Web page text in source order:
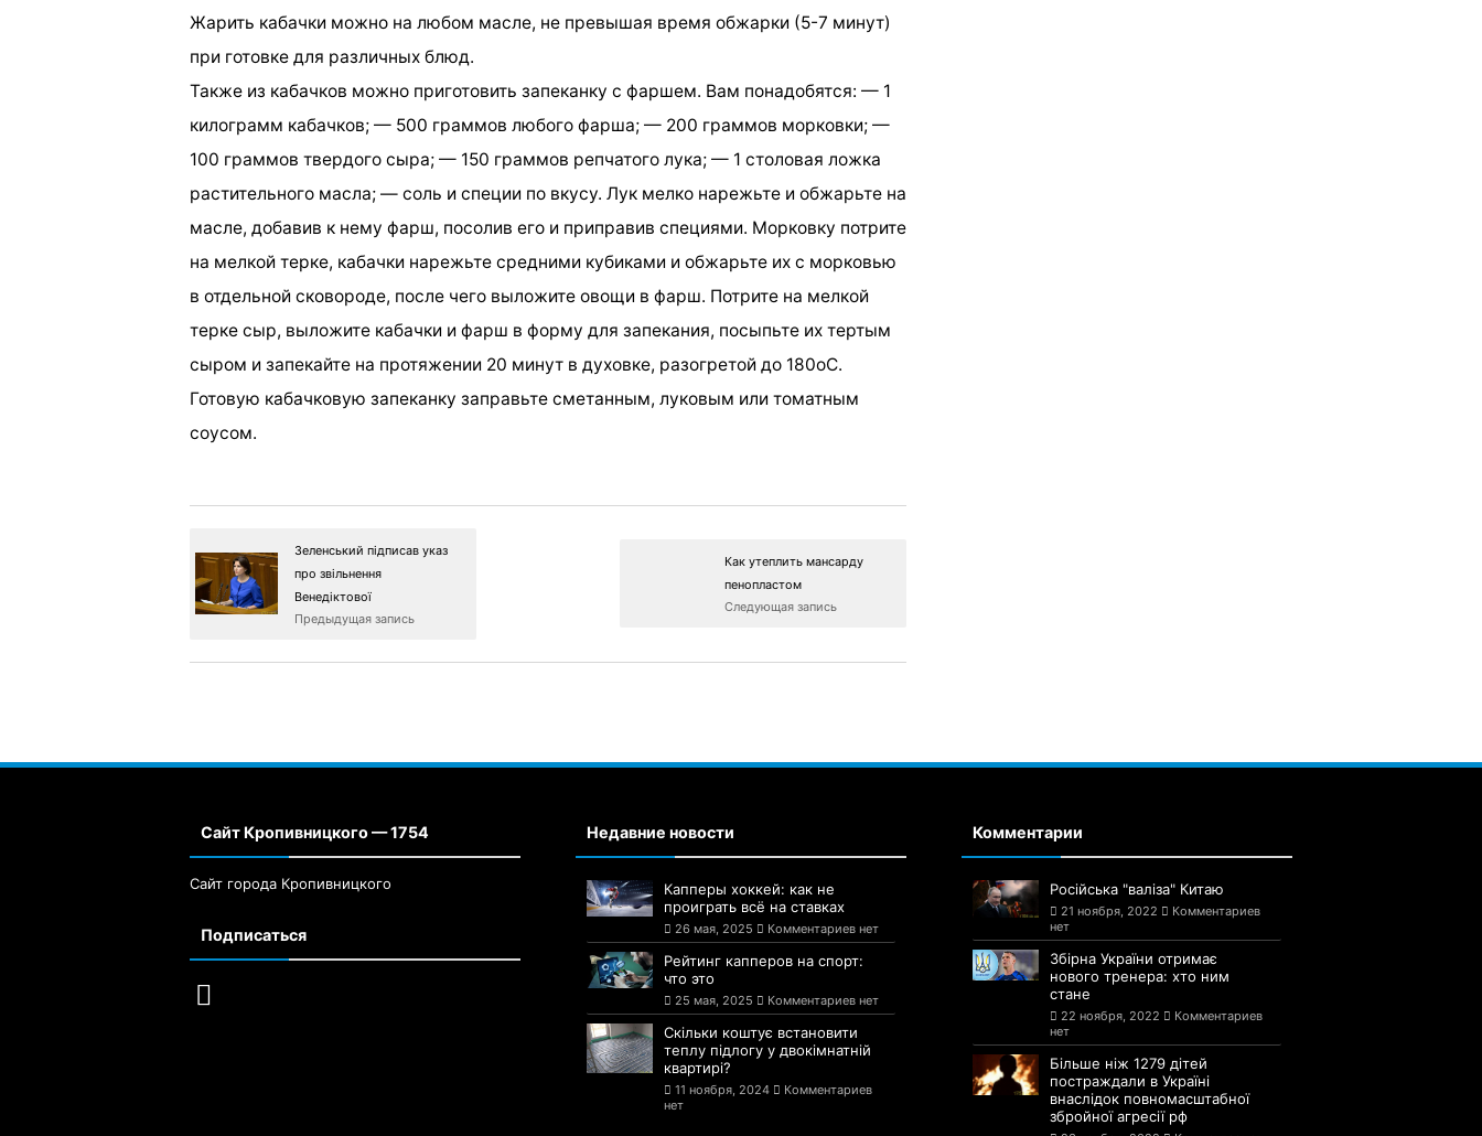
Жарить кабачки можно на любом масле, не превышая время обжарки (5-7 минут)
при готовке для различных блюд.
Также из кабачков можно приготовить запеканку с фаршем. Вам понадобятся: — 1
килограмм кабачков; — 500 граммов любого фарша; — 200 граммов морковки; —
100 граммов твердого сыра; — 150 граммов репчатого лука; — 1 столовая ложка
растительного масла; — соль и специи по вкусу. Лук мелко нарежьте и обжарьте на
масле, добавив к нему фарш, посолив его и приправив специями. Морковку потрите
на мелкой терке, кабачки нарежьте средними кубиками и обжарьте их с морковью
в отдельной сковороде, после чего выложите овощи в фарш. Потрите на мелкой
терке сыр, выложите кабачки и фарш в форму для запекания, посыпьте их тертым
сыром и запекайте на протяжении 20 минут в духовке, разогретой до 180оС.
Готовую кабачковую запеканку заправьте сметанным, луковым или томатным
соусом.
Зеленський підписав указ
про звільнення
Венедіктової
Предыдущая запись
Как утеплить мансарду
пенопластом
Следующая запись
Сайт Кропивницкого — 1754
Сайт города Кропивницкого
Подписаться
Недавние новости
Капперы хоккей: как не
проиграть всё на ставках
26 мая, 2025 Комментариев нет
Рейтинг капперов на спорт:
что это
25 мая, 2025 Комментариев нет
Скільки коштує встановити
теплу підлогу у двокімнатній
квартирі?
11 ноября, 2024
Комментариев
нет
Комментарии
Російська "валіза" Китаю
21 ноября, 2022
Комментариев
нет
Збірна України отримає
нового тренера: хто ним
стане
22 ноября, 2022
Комментариев
нет
Більше ніж 1279 дітей
постраждали в Україні
внаслідок повномасштабної
збройної агресії рф